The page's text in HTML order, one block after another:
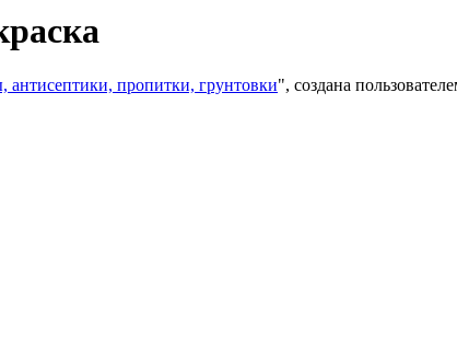
антисептики, пропитки, грунтовки", создана